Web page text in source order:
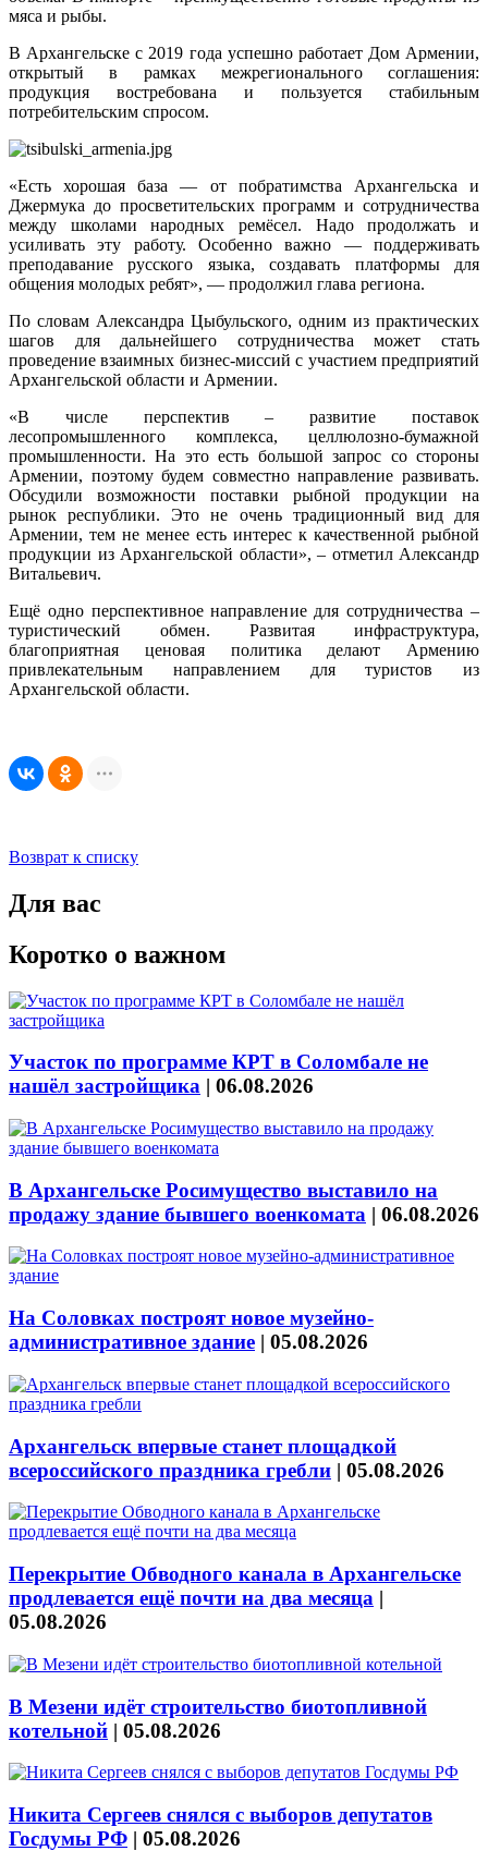
мяса и рыбы.
В Архангельске с 2019 года успешно работает Дом Армении,
открытый в рамках межрегионального соглашения:
продукция востребована и пользуется стабильным
потребительским спросом.
«Есть хорошая база — от побратимства Архангельска и
Джермука до просветительских программ и сотрудничества
между школами народных ремёсел. Надо продолжать и
усиливать эту работу. Особенно важно — поддерживать
преподавание русского языка, создавать платформы для
общения молодых ребят», — продолжил глава региона.
По словам Александра Цыбульского, одним из практических
шагов для дальнейшего сотрудничества может стать
проведение взаимных бизнес-миссий с участием предприятий
Архангельской области и Армении.
«В числе перспектив – развитие поставок
лесопромышленного комплекса, целлюлозно-бумажной
промышленности. На это есть большой запрос со стороны
Армении, поэтому будем совместно направление развивать.
Обсудили возможности поставки рыбной продукции на
рынок республики. Это не очень традиционный вид для
Армении, тем не менее есть интерес к качественной рыбной
продукции из Архангельской области», – отметил Александр
Витальевич.
Ещё одно перспективное направление для сотрудничества –
туристический обмен. Развитая инфраструктура,
благоприятная ценовая политика делают Армению
привлекательным направлением для туристов из
Архангельской области.
Возврат к списку
Для вас
Коротко о важном
Участок по программе КРТ в Соломбале не
нашёл застройщика | 06.08.2026
В Архангельске Росимущество выставило на
продажу здание бывшего военкомата | 06.08.2026
На Соловках построят новое музейно-
административное здание | 05.08.2026
Архангельск впервые станет площадкой
всероссийского праздника гребли | 05.08.2026
Перекрытие Обводного канала в Архангельске
продлевается ещё почти на два месяца |
05.08.2026
В Мезени идёт строительство биотопливной
котельной | 05.08.2026
Никита Сергеев снялся с выборов депутатов
Госдумы РФ | 05.08.2026